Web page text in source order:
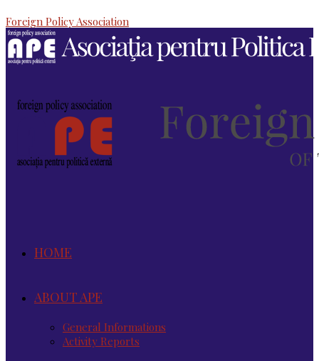
Foreign Policy Association
HOME
ABOUT APE
General Informations
Activity Reports